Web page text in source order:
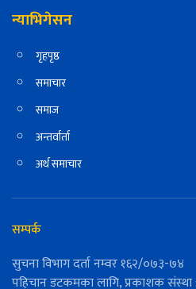
न्याभिगेसन
गृहपृष्ठ
समाचार
समाज
अन्तर्वार्ता
अर्थ समाचार
सम्पर्क
सुचना विभाग दर्ता नम्वर १६२/०७३-७४
पहिचान डटकमका लागि, प्रकाशक संस्था :